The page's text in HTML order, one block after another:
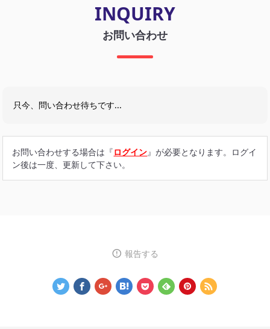
INQUIRY
お問い合わせ
只今、問い合わせ待ちです...
お問い合わせする場合は『ログイン』が必要となります。ログイ
ン後は一度、更新して下さい。
報告する